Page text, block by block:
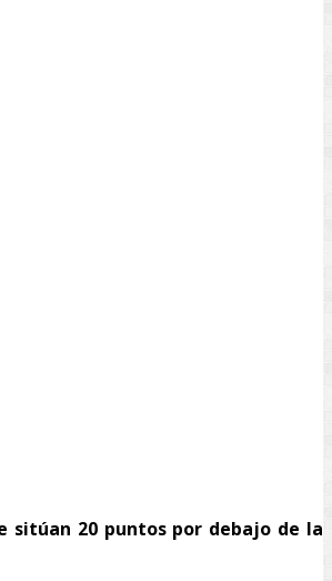
sitúan 20 puntos por debajo de la